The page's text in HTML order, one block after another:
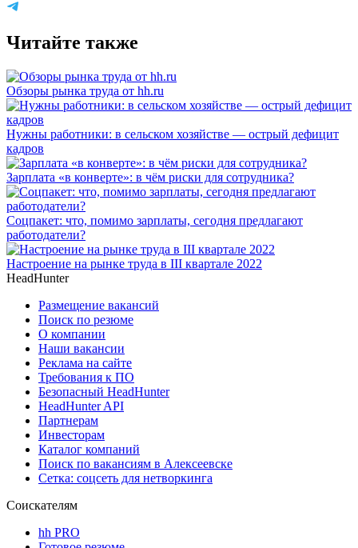
Читайте также
Обзоры рынка труда от hh.ru
Нужны работники: в сельском хозяйстве — острый дефицит
кадров
Зарплата «в конверте»: в чём риски для сотрудника?
Соцпакет: что, помимо зарплаты, сегодня предлагают
работодатели?
Настроение на рынке труда в III квартале 2022
HeadHunter
Размещение вакансий
Поиск по резюме
О компании
Наши вакансии
Реклама на сайте
Требования к ПО
Безопасный HeadHunter
HeadHunter API
Партнерам
Инвесторам
Каталог компаний
Поиск по вакансиям в Алексеевске
Сетка: соцсеть для нетворкинга
Соискателям
hh PRO